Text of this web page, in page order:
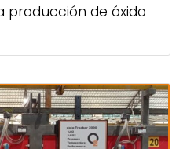
producción de óxido